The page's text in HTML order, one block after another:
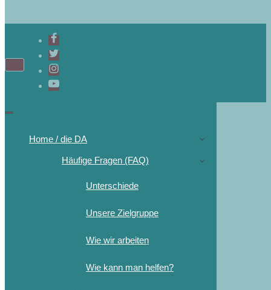
Home / die DA
Häufige Fragen (FAQ)
Unterschiede
Unsere Zielgruppe
Wie wir arbeiten
Wie kann man helfen?